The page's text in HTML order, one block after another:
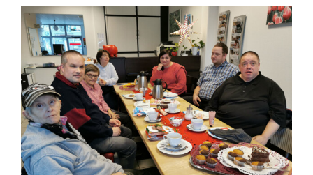
Zeige
grösseres
Bild